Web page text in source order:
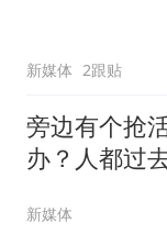
新媒体 2跟贴
旁边有个抢
办？人都过
新媒体